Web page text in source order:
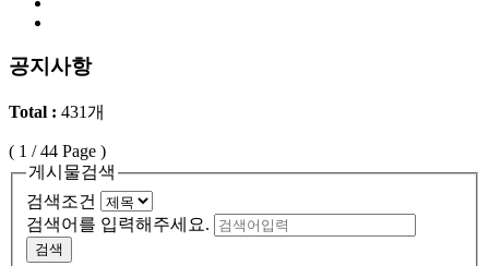
공지사항
Total : 431개
( 1 / 44 Page )
게시물검색
검색조건
검색어를 입력해주세요.
검색